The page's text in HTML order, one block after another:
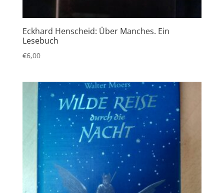
Eckhard Henscheid: Über Manches. Ein
Lesebuch
€6,00